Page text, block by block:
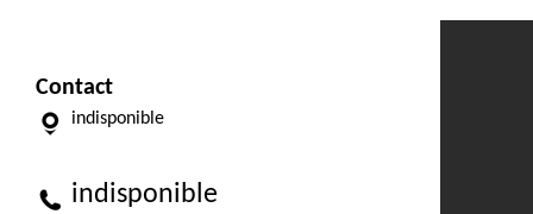
Contact
indisponible
indisponible